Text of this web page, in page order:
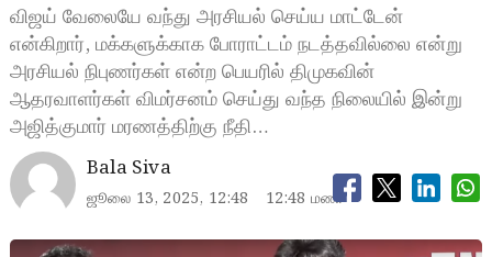
விஜய் வேலையே வந்து அரசியல் செய்ய மாட்டேன்
என்கிறார், மக்களுக்காக போராட்டம் நடத்தவில்லை என்று
அரசியல் நிபுணர்கள் என்ற பெயரில் திமுகவின்
ஆதரவாளர்கள் விமர்சனம் செய்து வந்த நிலையில் இன்று
அஜித்குமார் மரணத்திற்கு நீதி…
Bala Siva
ஜூலை 13, 2025, 12:48 12:48 மணி